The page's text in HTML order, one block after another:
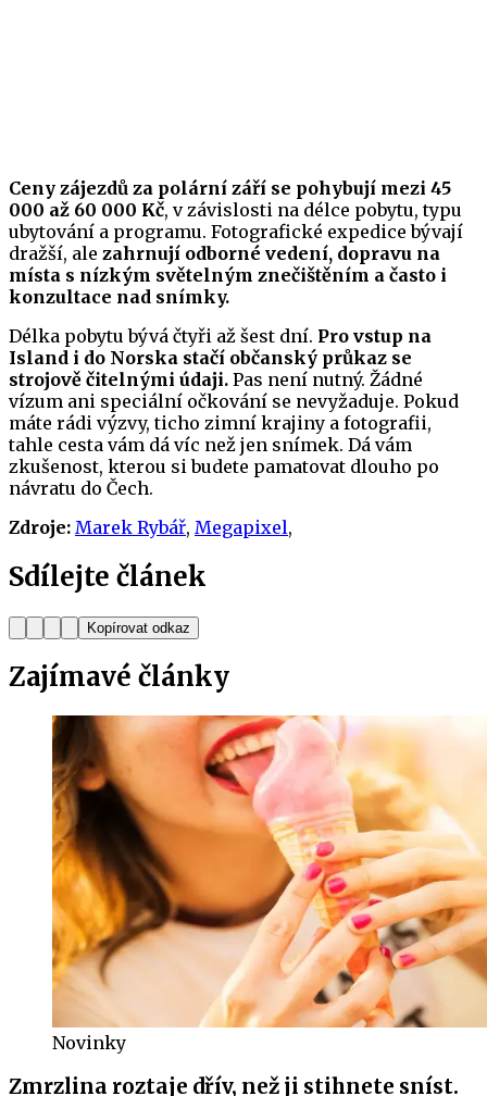
Ceny zájezdů za polární září se pohybují mezi 45
000 až 60 000 Kč, v závislosti na délce pobytu, typu
ubytování a programu. Fotografické expedice bývají
dražší, ale zahrnují odborné vedení, dopravu na
místa s nízkým světelným znečištěním a často i
konzultace nad snímky.
Délka pobytu bývá čtyři až šest dní. Pro vstup na
Island i do Norska stačí občanský průkaz se
strojově čitelnými údaji. Pas není nutný. Žádné
vízum ani speciální očkování se nevyžaduje. Pokud
máte rádi výzvy, ticho zimní krajiny a fotografii,
tahle cesta vám dá víc než jen snímek. Dá vám
zkušenost, kterou si budete pamatovat dlouho po
návratu do Čech.
Zdroje: Marek Rybář, Megapixel,
Sdílejte článek
Kopírovat odkaz
Zajímavé články
Novinky
Zmrzlina roztaje dřív, než ji stihnete sníst.